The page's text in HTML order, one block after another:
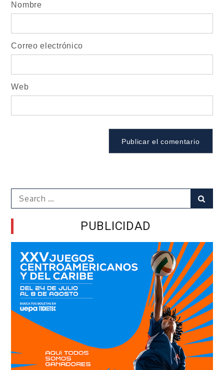
Nombre
Correo electrónico
Web
Search
for:
PUBLICIDAD